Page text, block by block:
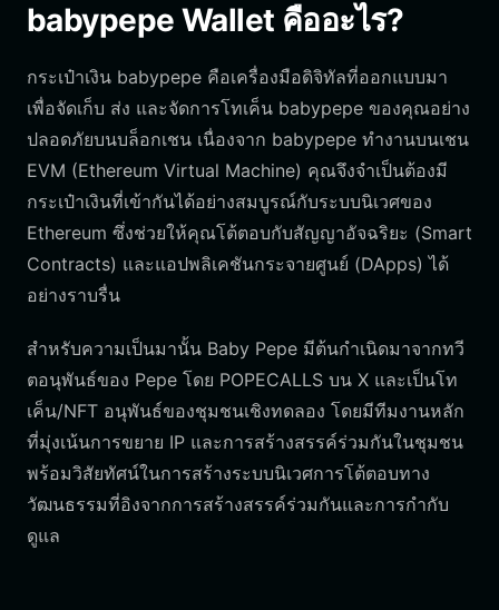
babypepe Wallet คืออะไร?
กระเป๋าเงิน babypepe คือเครื่องมือดิจิทัลที่ออกแบบมา
เพื่อจัดเก็บ ส่ง และจัดการโทเค็น babypepe ของคุณอย่าง
ปลอดภัยบนบล็อกเชน เนื่องจาก babypepe ทำงานบนเชน
EVM (Ethereum Virtual Machine) คุณจึงจำเป็นต้องมี
กระเป๋าเงินที่เข้ากันได้อย่างสมบูรณ์กับระบบนิเวศของ
Ethereum ซึ่งช่วยให้คุณโต้ตอบกับสัญญาอัจฉริยะ (Smart
Contracts) และแอปพลิเคชันกระจายศูนย์ (DApps) ได้
อย่างราบรื่น
สำหรับความเป็นมานั้น Baby Pepe มีต้นกำเนิดมาจากทวี
ตอนุพันธ์ของ Pepe โดย POPECALLS บน X และเป็นโท
เค็น/NFT อนุพันธ์ของชุมชนเชิงทดลอง โดยมีทีมงานหลัก
ที่มุ่งเน้นการขยาย IP และการสร้างสรรค์ร่วมกันในชุมชน
พร้อมวิสัยทัศน์ในการสร้างระบบนิเวศการโต้ตอบทาง
วัฒนธรรมที่อิงจากการสร้างสรรค์ร่วมกันและการกำกับ
ดูแล